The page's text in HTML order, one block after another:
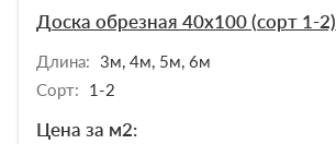
Доска обрезная 40х100 (сорт 1-2)
Длина: 3м, 4м, 5м, 6м
Сорт:
1-2
Цена за м2: